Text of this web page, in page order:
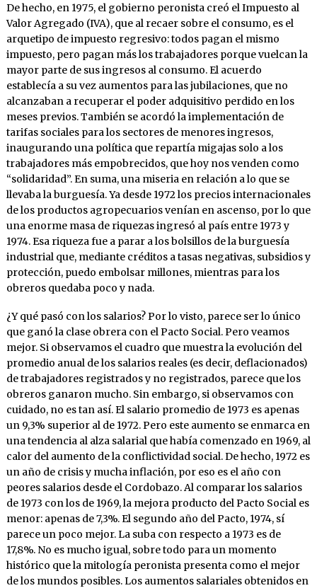
De hecho, en 1975, el gobierno peronista creó el Impuesto al
Valor Agregado (IVA), que al recaer sobre el consumo, es el
arquetipo de impuesto regresivo: todos pagan el mismo
impuesto, pero pagan más los trabajadores porque vuelcan la
mayor parte de sus ingresos al consumo. El acuerdo
establecía a su vez aumentos para las jubilaciones, que no
alcanzaban a recuperar el poder adquisitivo perdido en los
meses previos. También se acordó la implementación de
tarifas sociales para los sectores de menores ingresos,
inaugurando una política que repartía migajas solo a los
trabajadores más empobrecidos, que hoy nos venden como
“solidaridad”. En suma, una miseria en relación a lo que se
llevaba la burguesía. Ya desde 1972 los precios internacionales
de los productos agropecuarios venían en ascenso, por lo que
una enorme masa de riquezas ingresó al país entre 1973 y
1974. Esa riqueza fue a parar a los bolsillos de la burguesía
industrial que, mediante créditos a tasas negativas, subsidios y
protección, puedo embolsar millones, mientras para los
obreros quedaba poco y nada.
¿Y qué pasó con los salarios? Por lo visto, parece ser lo único
que ganó la clase obrera con el Pacto Social. Pero veamos
mejor. Si observamos el cuadro que muestra la evolución del
promedio anual de los salarios reales (es decir, deflacionados)
de trabajadores registrados y no registrados, parece que los
obreros ganaron mucho. Sin embargo, si observamos con
cuidado, no es tan así. El salario promedio de 1973 es apenas
un 9,3% superior al de 1972. Pero este aumento se enmarca en
una tendencia al alza salarial que había comenzado en 1969, al
calor del aumento de la conflictividad social. De hecho, 1972 es
un año de crisis y mucha inflación, por eso es el año con
peores salarios desde el Cordobazo. Al comparar los salarios
de 1973 con los de 1969, la mejora producto del Pacto Social es
menor: apenas de 7,3%. El segundo año del Pacto, 1974, sí
parece un poco mejor. La suba con respecto a 1973 es de
17,8%. No es mucho igual, sobre todo para un momento
histórico que la mitología peronista presenta como el mejor
de los mundos posibles. Los aumentos salariales obtenidos en